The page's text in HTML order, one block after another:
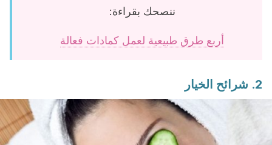
ننصحك بقراءة:
أربع طرق طبيعية لعمل كمادات فعالة
2. شرائح الخيار